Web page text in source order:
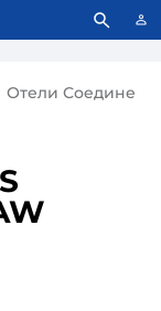
это значит?
Отели